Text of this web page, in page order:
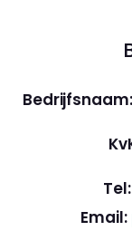
Email: